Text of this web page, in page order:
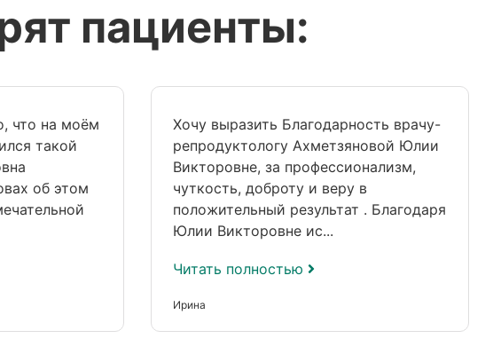
пациенты:
что на моём
такой
об этом
Хочу выразить Благодарность врачу-
репродуктологу Ахметзяновой Юлии
Викторовне, за профессионализм,
чуткость, доброту и веру в
положительный результат . Благодаря
Юлии Викторовне ис...
Читать полностью
Ирина